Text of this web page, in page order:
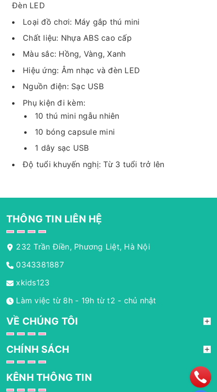
Đèn LED
Loại đồ chơi: Máy gắp thú mini
Chất liệu: Nhựa ABS cao cấp
Màu sắc: Hồng, Vàng, Xanh
Hiệu ứng: Âm nhạc và đèn LED
Nguồn điện: Sạc USB
Phụ kiện đi kèm:
10 thú mini ngẫu nhiên
10 bóng capsule mini
1 dây sạc USB
Độ tuổi khuyến nghị: Từ 3 tuổi trở lên
THÔNG TIN LIÊN HỆ
232 Trần Điền, Phương Liệt, Hà Nội
0343381887
xkids123
Làm việc từ 8h - 19h từ t2 - chủ nhật
VỀ CHÚNG TÔI
CHÍNH SÁCH
KÊNH THÔNG TIN